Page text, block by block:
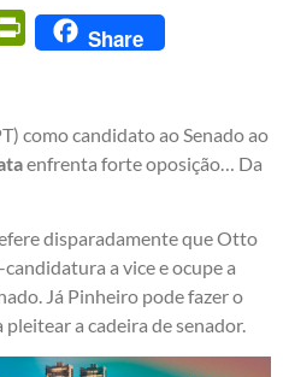
PrintFriendly
Share
como candidato ao Senado ao
enfrenta forte oposição… Da
disparadamente que Otto
a vice e ocupe a
Já Pinheiro pode fazer o
pleitear a cadeira de senador.